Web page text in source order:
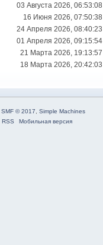
03 Августа 2026, 06:53:08
16 Июня 2026, 07:50:38
24 Апреля 2026, 08:40:23
01 Апреля 2026, 09:15:54
21 Марта 2026, 19:13:57
18 Марта 2026, 20:42:03
SMF © 2017, Simple Machines
RSS Мобильная версия